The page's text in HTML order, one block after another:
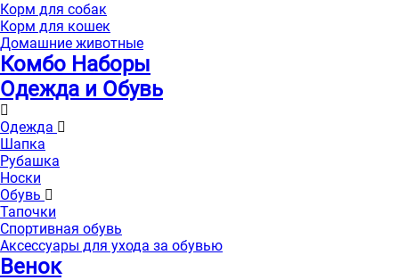
Корм для собак
Корм для кошек
Домашние животные
Комбо Наборы
Одежда и Обувь
Одежда
Шапка
Рубашка
Носки
Обувь
Тапочки
Спортивная обувь
Аксессуары для ухода за обувью
Венок